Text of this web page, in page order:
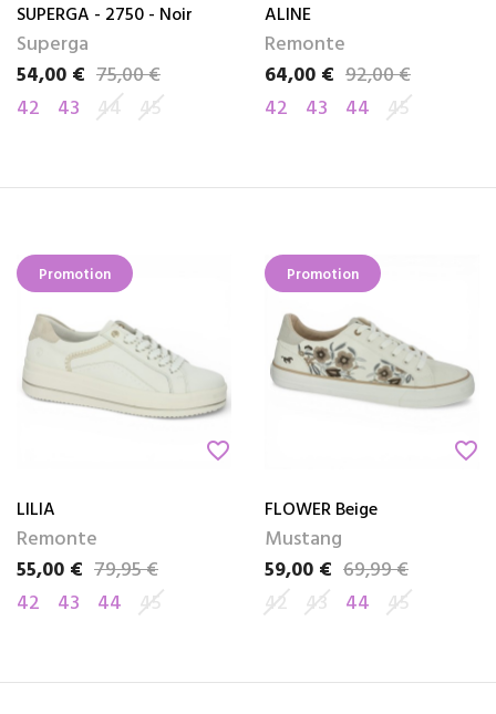
SUPERGA - 2750 - Noir
Superga
Prix
54,00 €
Prix de base75,00 €
42
43 44 45
ALINE
Remonte
Prix
64,00 €
Prix de base92,00 €
42
43 44 45
Promotion
favorite_border
LILIA
Remonte
Prix
55,00 €
Prix de base79,95 €
42
43 44 45
Promotion
favorite_border
FLOWER Beige
Mustang
Prix
59,00 €
Prix de base69,99 €
42 43 44 45